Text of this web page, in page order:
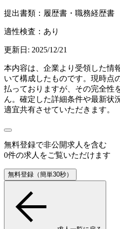
提出書類：履歴書・職務経歴書
適性検査：あり
更新日: 2025/12/21
本内容は、企業より受領した情
いて構成したものです。現時点
払っておりますが、その完全性
ん。確定した詳細条件や最新状
適宜共有させていただきます。
無料登録で非公開求人 を含む
0件の求人をご覧いただけます
無料登録（簡単30秒）